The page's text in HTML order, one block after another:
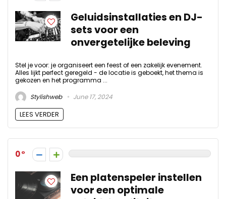
Geluidsinstallaties en DJ-
sets voor een
onvergetelijke beleving
Stel je voor: je organiseert een feest of een zakelijk evenement.
Alles lijkt perfect geregeld - de locatie is geboekt, het thema is
gekozen en het programma ...
Stylishweb
June 17, 2024
LEES VERDER
0
Een platenspeler instellen
voor een optimale